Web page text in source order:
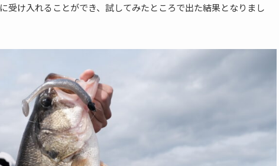
受け入れることができ、試してみたところで出た結果となりまし